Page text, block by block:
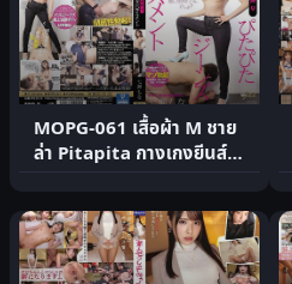
MOPG-061 เสื้อผ้า M ชาย
ล่า Pitapita กางเกงยีนส์
คุกคาม Nanase Mona